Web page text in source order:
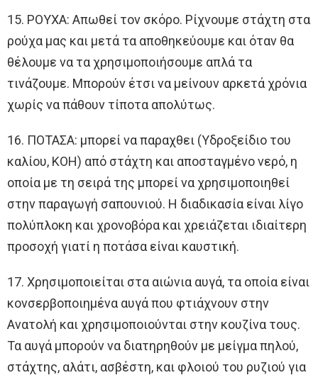
15. ΡΟΥΧΑ: Απωθεί τον σκόρο. Ρίχνουμε στάχτη στα
ρούχα μας και μετά τα αποθηκεύουμε και όταν θα
θέλουμε να τα χρησιμοποιήσουμε απλά τα
τινάζουμε. Μπορούν έτσι να μείνουν αρκετά χρόνια
χωρίς να πάθουν τίποτα απολύτως.
16. ΠΟΤΑΣΑ: μπορεί να παραχθει (Υδροξείδιο του
καλίου, ΚΟΗ) από στάχτη και αποσταγμένο νερό, η
οποία με τη σειρά της μπορεί να χρησιμοποιηθεί
στην παραγωγή σαπουνιού. Η διαδικασία είναι λίγο
πολύπλοκη και χρονοβόρα και χρειάζεται ιδιαίτερη
προσοχή γιατί η ποτάσα είναι καυστική.
17. Χρησιμοποιείται στα αιώνια αυγά, τα οποία είναι
κονσερβοποιημένα αυγά που φτιάχνουν στην
Ανατολή και χρησιμοποιούνται στην κουζίνα τους.
Τα αυγά μπορούν να διατηρηθούν με μείγμα πηλού,
στάχτης, αλάτι, ασβέστη, και φλοιού του ρυζιού για